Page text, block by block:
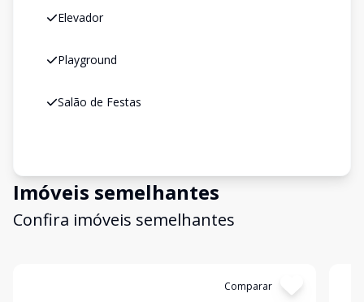
Elevador
Playground
Salão de Festas
Imóveis semelhantes
Confira imóveis semelhantes
Comparar